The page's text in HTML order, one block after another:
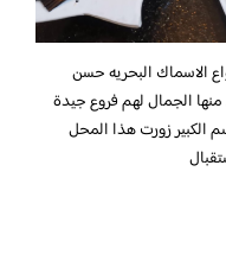
الاسماك البحريه حسن
الجمال لهم فروع جيدة
الكبير زورت هذا المحل